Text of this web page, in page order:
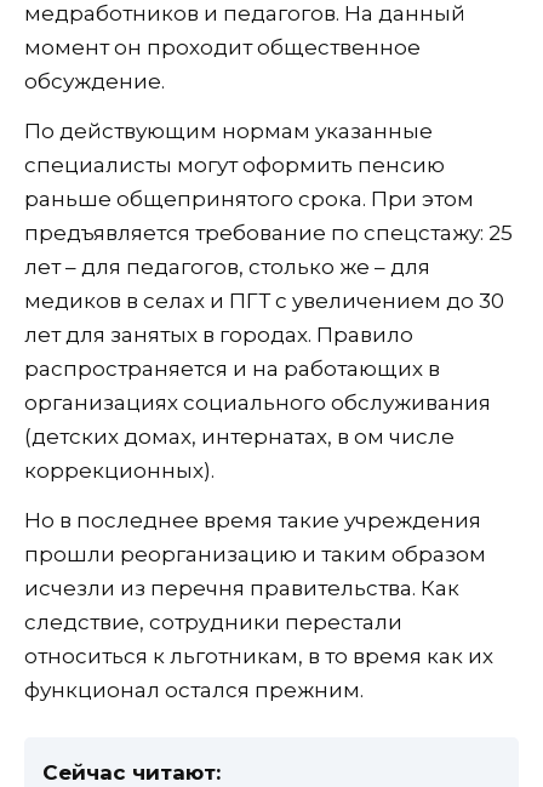
медработников и педагогов. На данный
момент он проходит общественное
обсуждение.
По действующим нормам указанные
специалисты могут оформить пенсию
раньше общепринятого срока. При этом
предъявляется требование по спецстажу: 25
лет – для педагогов, столько же – для
медиков в селах и ПГТ с увеличением до 30
лет для занятых в городах. Правило
распространяется и на работающих в
организациях социального обслуживания
(детских домах, интернатах, в ом числе
коррекционных).
Но в последнее время такие учреждения
прошли реорганизацию и таким образом
исчезли из перечня правительства. Как
следствие, сотрудники перестали
относиться к льготникам, в то время как их
функционал остался прежним.
Сейчас читают: